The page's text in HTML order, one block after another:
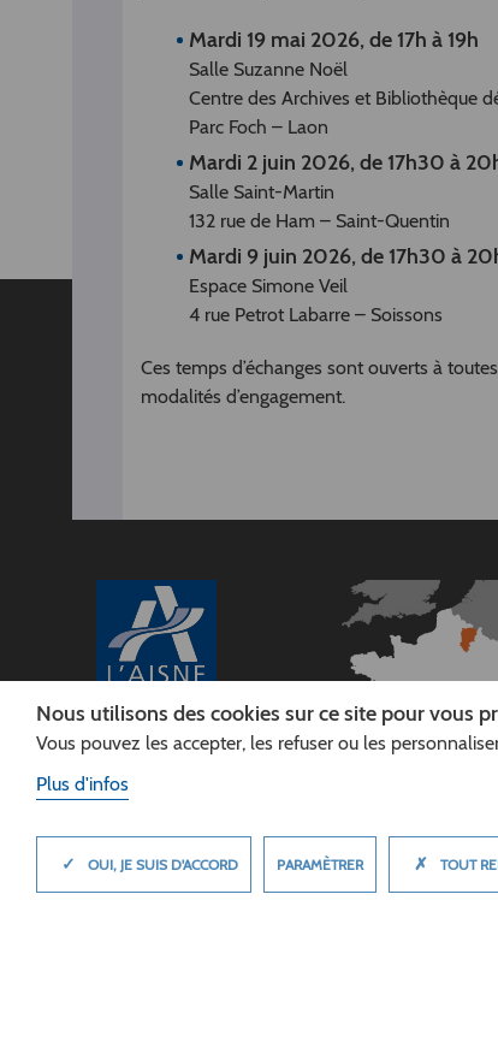
Mardi 19 mai 2026, de 17h à 19h
Salle Suzanne Noël
Centre des Archives et Bibliothèque
Parc Foch – Laon
Mardi 2 juin 2026, de 17h30 à
Salle Saint-Martin
132 rue de Ham – Saint-Quentin
Mardi 9 juin 2026, de 17h30 à
Espace Simone Veil
4 rue Petrot Labarre – Soissons
Ces temps d’échanges sont ouverts à
modalités d’engagement.
CONSEIL
L'AISNE
Rue Paul Doumer
Nous utilisons des cookies sur ce site pour vous
Vous pouvez les accepter, les refuser ou les
Plus d'infos
✓ OUI, JE SUIS D'ACCORD PARAMÈTRER ✗ TOUT
MASQUER